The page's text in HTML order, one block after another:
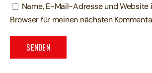
Name, E-Mail-Adresse und Website
Browser für meinen nächsten